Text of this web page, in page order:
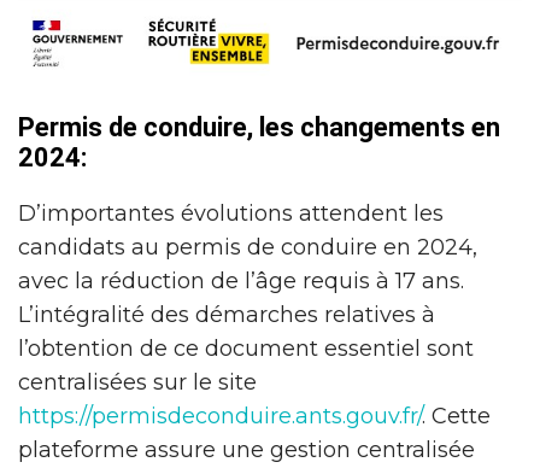
Permis de conduire, les changements en
2024:
D’importantes évolutions attendent les
candidats au permis de conduire en 2024,
avec la réduction de l’âge requis à 17 ans.
L’intégralité des démarches relatives à
l’obtention de ce document essentiel sont
centralisées sur le site
https://permisdeconduire.ants.gouv.fr/. Cette
plateforme assure une gestion centralisée